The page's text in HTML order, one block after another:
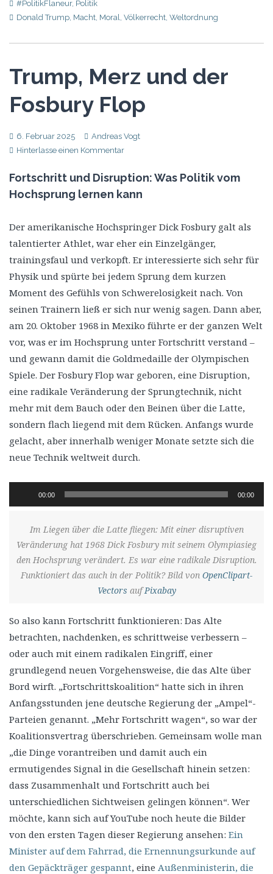
#PolitikFlaneur, Politik
Donald Trump Macht Moral Völkerrecht Weltordnung
Trump, Merz und der
Fosbury Flop
6. Februar 2025
Andreas Vogt
Hinterlasse einen Kommentar
Fortschritt und Disruption: Was Politik vom
Hochsprung lernen kann
Der amerikanische Hochspringer Dick Fosbury galt als
talentierter Athlet, war eher ein Einzelgänger,
trainingsfaul und verkopft. Er interessierte sich sehr für
Physik und spürte bei jedem Sprung dem kurzen
Moment des Gefühls von Schwerelosigkeit nach. Von
seinen Trainern ließ er sich nur wenig sagen. Dann aber,
am 20. Oktober 1968 in Mexiko führte er der ganzen Welt
vor, was er im Hochsprung unter Fortschritt verstand –
und gewann damit die Goldmedaille der Olympischen
Spiele. Der Fosbury Flop war geboren, eine Disruption,
eine radikale Veränderung der Sprungtechnik, nicht
mehr mit dem Bauch oder den Beinen über die Latte,
sondern flach liegend mit dem Rücken. Anfangs wurde
gelacht, aber innerhalb weniger Monate setzte sich die
neue Technik weltweit durch.
Player
00:00 00:00
Im Liegen über die Latte fliegen: Mit einer disruptiven
Veränderung hat 1968 Dick Fosbury mit seinem Olympiasieg
den Hochsprung verändert. Es war eine radikale Disruption.
Funktioniert das auch in der Politik? Bild von OpenClipart-
Vectors aufPixabay
So also kann Fortschritt funktionieren: Das Alte
betrachten, nachdenken, es schrittweise verbessern –
oder auch mit einem radikalen Eingriff, einer
grundlegend neuen Vorgehensweise, die das Alte über
Bord wirft. „Fortschrittskoalition“ hatte sich in ihren
Anfangsstunden jene deutsche Regierung der „Ampel“-
Parteien genannt. „Mehr Fortschritt wagen“, so war der
Koalitionsvertrag überschrieben. Gemeinsam wolle man
„die Dinge vorantreiben und damit auch ein
ermutigendes Signal in die Gesellschaft hinein setzen:
dass Zusammenhalt und Fortschritt auch bei
unterschiedlichen Sichtweisen gelingen können“. Wer
möchte, kann sich auf YouTube noch heute die Bilder
von den ersten Tagen dieser Regierung ansehen: Ein
Minister auf dem Fahrrad, die Ernennungsurkunde auf
den Gepäckträger gespannt, eine Außenministerin, die